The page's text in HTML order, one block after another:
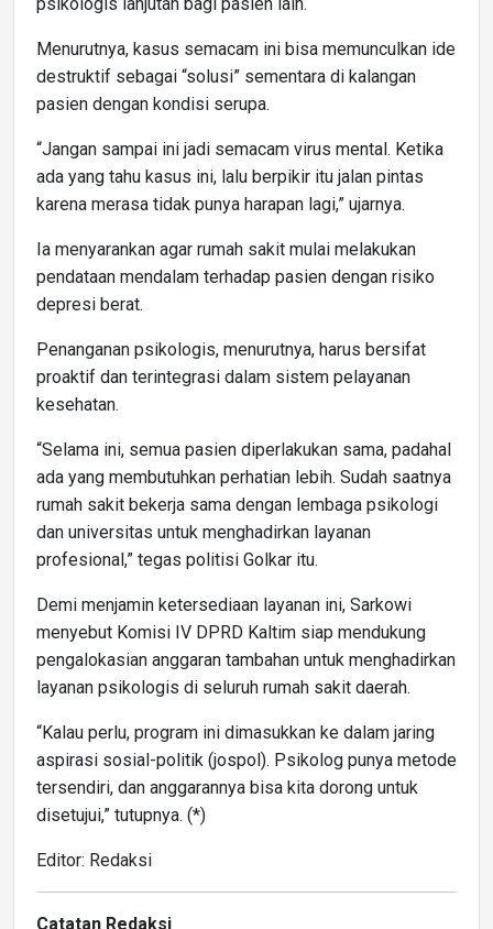
Menurutnya, kasus semacam ini bisa memunculkan ide
destruktif sebagai “solusi” sementara di kalangan
pasien dengan kondisi serupa.
“Jangan sampai ini jadi semacam virus mental. Ketika
ada yang tahu kasus ini, lalu berpikir itu jalan pintas
karena merasa tidak punya harapan lagi,” ujarnya.
Ia menyarankan agar rumah sakit mulai melakukan
pendataan mendalam terhadap pasien dengan risiko
depresi berat.
Penanganan psikologis, menurutnya, harus bersifat
proaktif dan terintegrasi dalam sistem pelayanan
kesehatan.
“Selama ini, semua pasien diperlakukan sama, padahal
ada yang membutuhkan perhatian lebih. Sudah saatnya
rumah sakit bekerja sama dengan lembaga psikologi
dan universitas untuk menghadirkan layanan
profesional,” tegas politisi Golkar itu.
Demi menjamin ketersediaan layanan ini, Sarkowi
menyebut Komisi IV DPRD Kaltim siap mendukung
pengalokasian anggaran tambahan untuk menghadirkan
layanan psikologis di seluruh rumah sakit daerah.
“Kalau perlu, program ini dimasukkan ke dalam jaring
aspirasi sosial-politik (jospol). Psikolog punya metode
tersendiri, dan anggarannya bisa kita dorong untuk
disetujui,” tutupnya. (*)
Editor: Redaksi
Catatan Redaksi